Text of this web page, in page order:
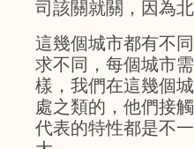
司該關就關，因為北
這幾個城市都有不
求不同，每個城市
樣，我們在這幾個
處之類的，他們接
代表的特性都是不